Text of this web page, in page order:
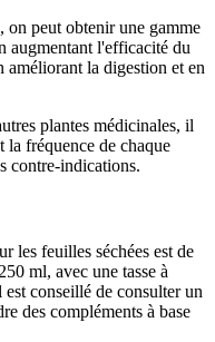
on peut obtenir une gamme
augmentant l'efficacité du
améliorant la digestion et en
plantes médicinales, il
la fréquence de chaque
contre-indications.
les feuilles séchées est de
ml, avec une tasse à
conseillé de consulter un
des compléments à base